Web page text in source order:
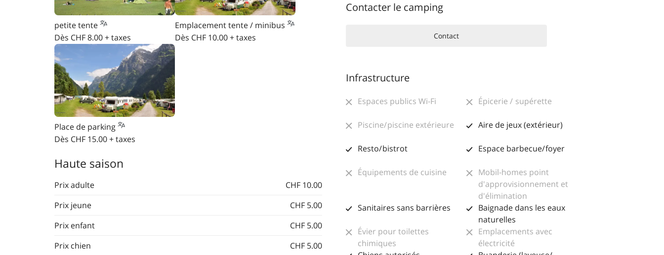
petite tente
Dès CHF 8.00 + taxes
Emplacement tente / minibus
Dès CHF 10.00 + taxes
Place de parking
Dès CHF 15.00 + taxes
Haute saison
Prix adulte
CHF 10.00
Prix jeune
CHF 5.00
Prix enfant
CHF 5.00
Prix chien
CHF 5.00
Contacter le camping
Contact
Infrastructure
Espaces publics Wi-Fi Épicerie / supérette
Piscine/ piscine extérieure Aire de jeux (extérieur)
Resto/ bistrot Espace barbecue/ foyer
Équipements de cuisine
Mobil-homes point
d'approvisionnement et
d'élimination
Sanitaires sans barrières
Baignade dans les eaux
naturelles
Évier pour toilettes
chimiques
Emplacements avec
électricité